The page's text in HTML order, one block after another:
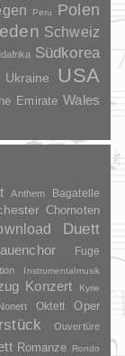
Peru
Polen
Schweiz
Südkorea
Ukraine USA
Emirate Wales
Anthem Bagatelle
Chornoten
Duett
Fuge
Instrumentalmusik
Konzert Kyrie
Oktett Oper
Ouvertüre
Romanze Rondo